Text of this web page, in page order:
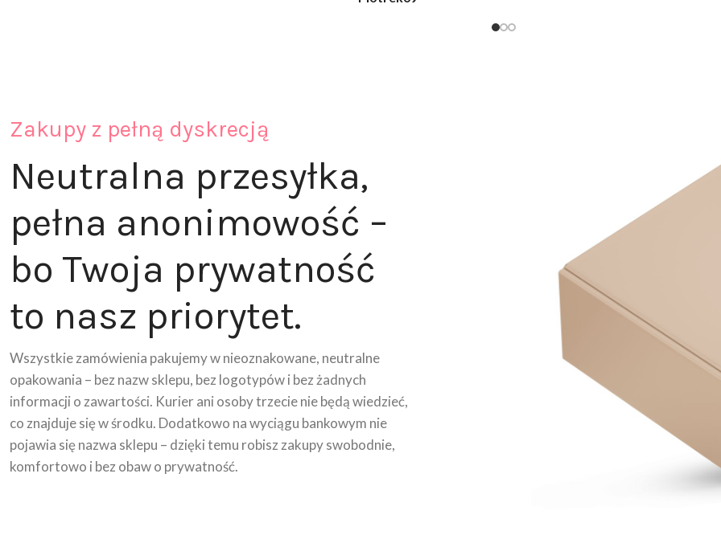
Zakupy z pełną dyskrecją
Neutralna przesyłka,
pełna anonimowość –
bo Twoja prywatność
to nasz priorytet.
Wszystkie zamówienia pakujemy w nieoznakowane, neutralne
opakowania – bez nazw sklepu, bez logotypów i bez żadnych
informacji o zawartości. Kurier ani osoby trzecie nie będą wiedzieć,
co znajduje się w środku. Dodatkowo na wyciągu bankowym nie
pojawia się nazwa sklepu – dzięki temu robisz zakupy swobodnie,
komfortowo i bez obaw o prywatność.